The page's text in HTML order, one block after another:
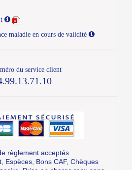
maladie en cours de validité
du service client
règlement acceptés
Espèces, Bons CAF, Chèques